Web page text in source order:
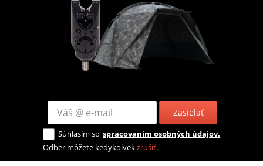
Zasielať
Súhlasím so spracovaním osobných údajov.
Odber môžete kedykoľvekzrušiť.